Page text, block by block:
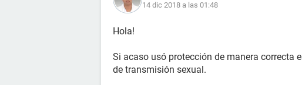
14 dic 2018 a las 01:48
Hola!
Si acaso usó protección de manera correcta
de transmisión sexual.